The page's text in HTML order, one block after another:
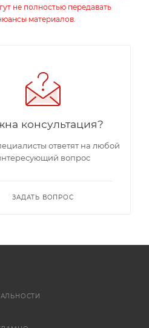
не полностью передавать
материалов.
консультация?
ответят на любой
вопрос
ЗАДАТЬ ВОПРОС